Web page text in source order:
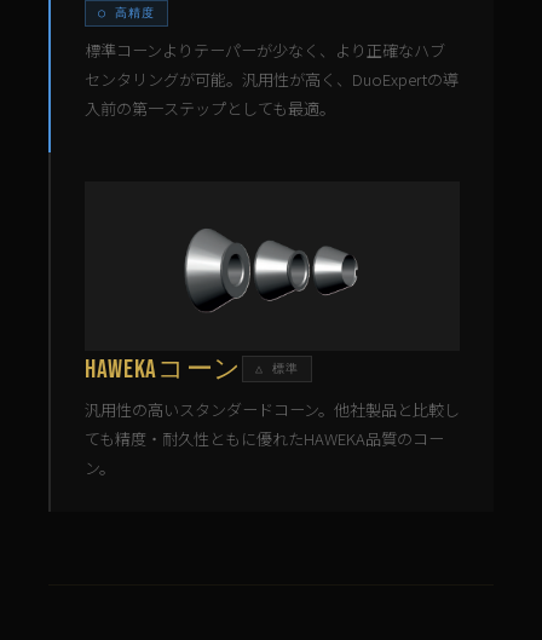
○ 高精度
標準コーンよりテーパーが少なく、より正確なハブ
センタリングが可能。汎用性が高く、DuoExpertの導
入前の第一ステップとしても最適。
HAWEKAコーン △ 標準
汎用性の高いスタンダードコーン。他社製品と比較し
ても精度・耐久性ともに優れたHAWEKA品質のコー
ン。